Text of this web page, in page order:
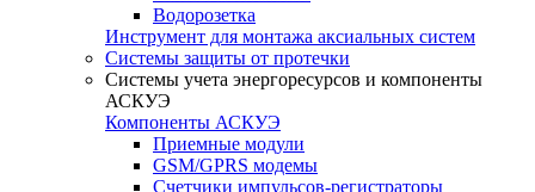
Водорозетка
Инструмент для монтажа аксиальных систем
Системы защиты от протечки
Системы учета энергоресурсов и компоненты
АСКУЭ
Компоненты АСКУЭ
Приемные модули
GSM/GPRS модемы
Счетчики импульсов-регистраторы